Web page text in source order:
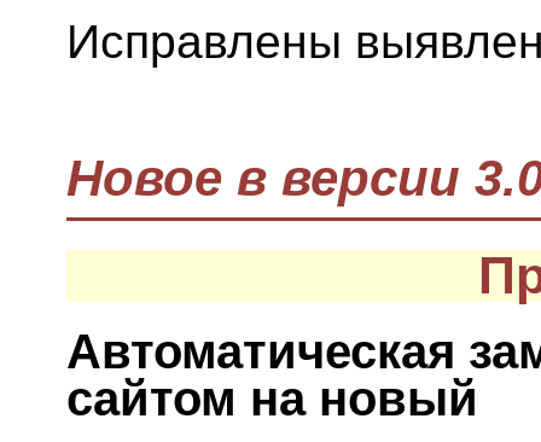
Исправлены
Новое в версии
Автоматическая
сайтом на новый